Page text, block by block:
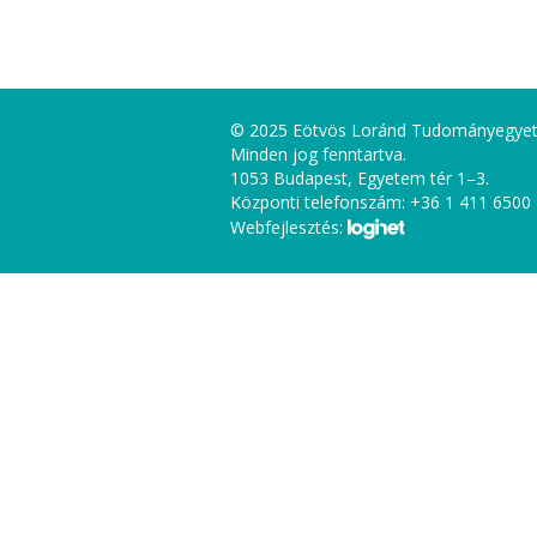
© 2025 Eötvös Loránd
Minden jog fenntartva.
1053 Budapest, Egyetem tér 1–3.
Központi telefonszám: +36 1 411 6500
Webfejlesztés: